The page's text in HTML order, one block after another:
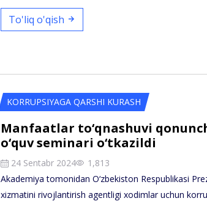
To'liq o'qish
KORRUPSIYAGA QARSHI KURASH
Manfaatlar to‘qnashuvi
o‘quv seminari o‘tkazildi
24 Sentabr 2024
1,813
Akademiya tomonidan O‘zbekiston Respublikasi
xizmatini rivojlantirish agentligi xodimlar uchun